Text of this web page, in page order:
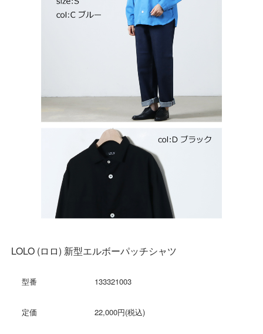
LOLO (ロロ) 新型エルボーパッチシャツ
型番 133321003
定価 22,000円(税込)